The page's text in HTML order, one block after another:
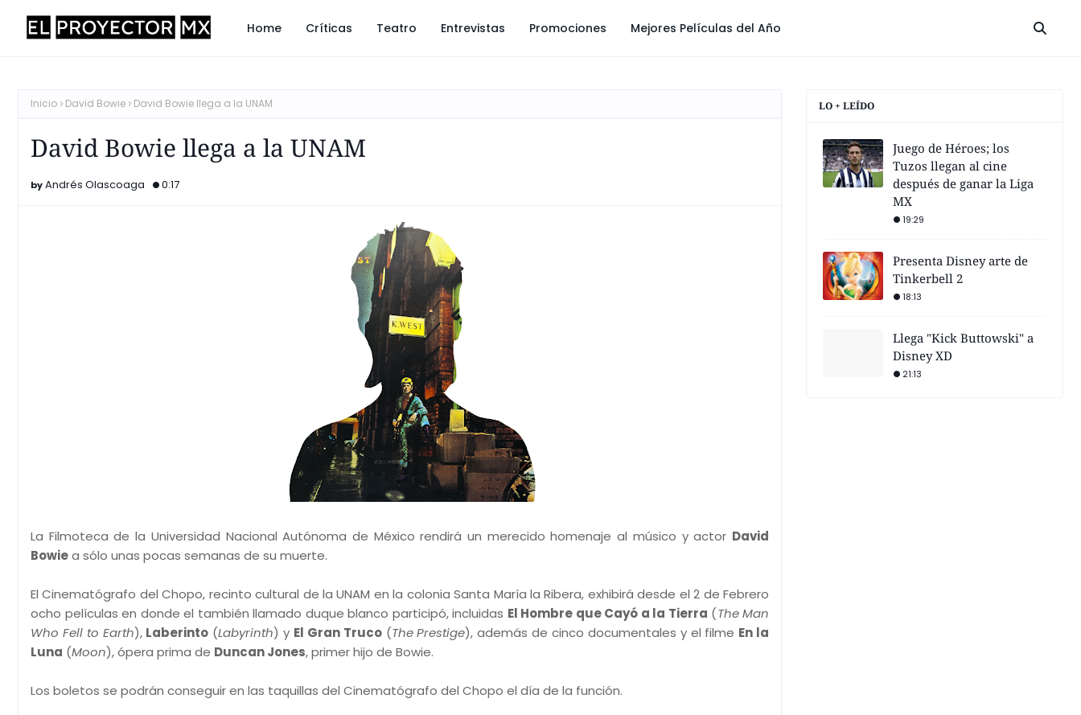
Home Críticas Teatro Entrevistas Promociones Mejores Películas del Año
Inicio David Bowie David Bowie llega a la UNAM
David Bowie llega a la UNAM
Andrés Olascoaga 0:17
La Filmoteca de la Universidad Nacional Autónoma de México rendirá un merecido homenaje al músico y actor David
Bowiea sólo unas pocas semanas de su muerte.
El Cinematógrafo del Chopo, recinto cultural de la UNAM en la colonia Santa María la Ribera, exhibirá desde el 2 de Febrero
ocho películas en donde el también llamado duque blanco participó, incluidas El Hombre que Cayó a la Tierra (The Man
Who Fell to Earth), Laberinto (Labyrinth) y El Gran Truco(The Prestige), además de cinco documentales y el filme En la
Luna (Moon), ópera prima de Duncan Jones, primer hijo de Bowie.
Los boletos se podrán conseguir en las taquillas del Cinematógrafo del Chopo el día de la función.
LO + LEÍDO
Juego de Héroes; los
Tuzos llegan al cine
después de ganar la Liga
MX
19:29
Presenta Disney arte de
Tinkerbell 2
18:13
Llega "Kick Buttowski" a
Disney XD
21:13